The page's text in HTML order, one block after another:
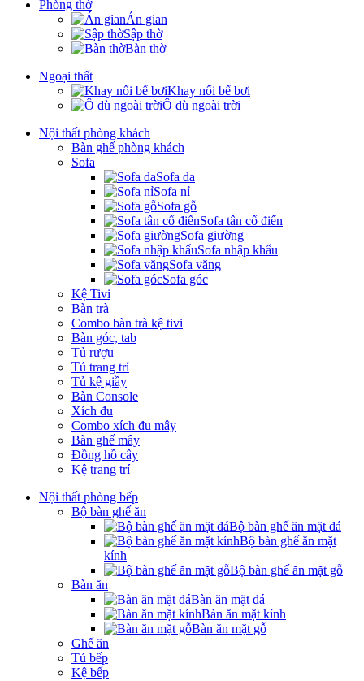
Phòng thờ
Án gian
Sập thờ
Bàn thờ
Ngoại thất
Khay nổi bể bơi
Ô dù ngoài trời
Nội thất phòng khách
Bàn ghế phòng khách
Sofa
Sofa da
Sofa nỉ
Sofa gỗ
Sofa tân cổ điển
Sofa giường
Sofa nhập khẩu
Sofa văng
Sofa góc
Kệ Tivi
Bàn trà
Combo bàn trà kệ tivi
Bàn góc, tab
Tủ rượu
Tủ trang trí
Tủ kệ giầy
Bàn Console
Xích đu
Combo xích đu mây
Bàn ghế mây
Đồng hồ cây
Kệ trang trí
Nội thất phòng bếp
Bộ bàn ghế ăn
Bộ bàn ghế ăn mặt đá
Bộ bàn ghế ăn mặt
kính
Bộ bàn ghế ăn mặt gỗ
Bàn ăn
Bàn ăn mặt đá
Bàn ăn mặt kính
Bàn ăn mặt gỗ
Ghế ăn
Tủ bếp
Kệ bếp